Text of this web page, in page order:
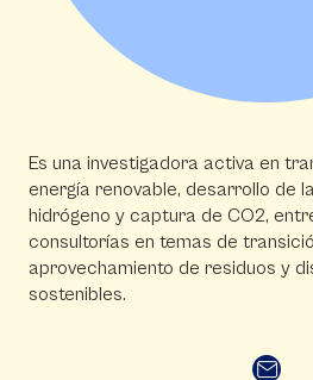
Es una investigadora activa en
energía renovable, desarrollo de
hidrógeno y captura de CO2,
consultorías en temas de
aprovechamiento de residuos y
sostenibles.